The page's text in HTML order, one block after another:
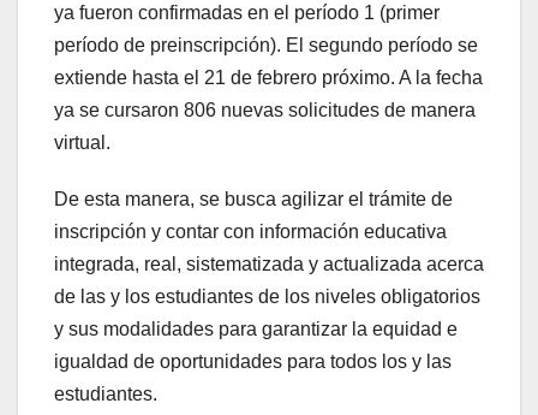
ya fueron confirmadas en el período 1 (primer
período de preinscripción). El segundo período se
extiende hasta el 21 de febrero próximo. A la fecha
ya se cursaron 806 nuevas solicitudes de manera
virtual.
De esta manera, se busca agilizar el trámite de
inscripción y contar con información educativa
integrada, real, sistematizada y actualizada acerca
de las y los estudiantes de los niveles obligatorios
y sus modalidades para garantizar la equidad e
igualdad de oportunidades para todos los y las
estudiantes.